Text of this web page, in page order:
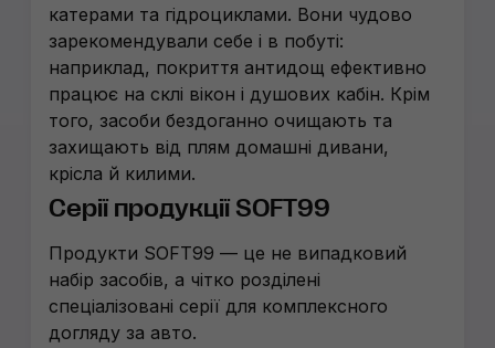
катерами та гідроциклами. Вони чудово
зарекомендували себе і в побуті:
наприклад, покриття антидощ ефективно
працює на склі вікон і душових кабін. Крім
того, засоби бездоганно очищають та
захищають від плям домашні дивани,
крісла й килими.
Серії продукції SOFT99
Продукти SOFT99 — це не випадковий
набір засобів, а чітко розділені
спеціалізовані серії для комплексного
догляду за авто.